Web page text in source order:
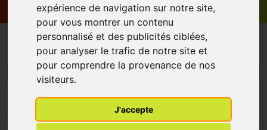
expérience de navigation sur notre site,
pour vous montrer un contenu
personnalisé et des publicités ciblées,
pour analyser le trafic de notre site et
pour comprendre la provenance de nos
visiteurs.
J'accepte
Promos Produits
CBD-Phar
Menu/Filtres